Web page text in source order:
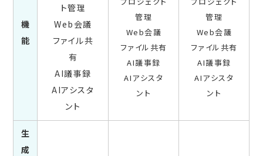
機
能
ト管理
Web会議
ファイル共
有
AI議事録
AIアシスタ
ント
管理
Web会議
ファイル共有
AI議事録
AIアシスタ
ント
管理
Web会議
ファイル共有
AI議事録
AIアシスタ
ント
生
成